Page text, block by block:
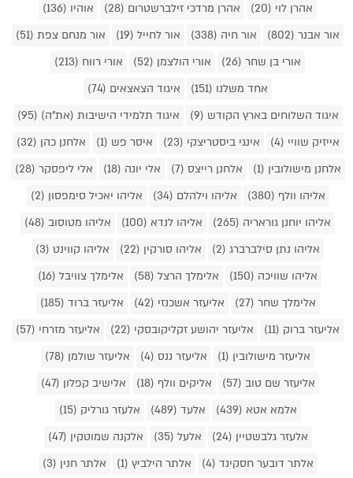
אהרן לוי (20)
אהרן מרדכי זילברשטרום (28)
אוהיו (136)
אור אבנר (802)
אור חיה (338) אור לחייל (19)
אור מנחם צפת (51)
אורי בן שחר (26)
אורי הולצמן (52)
אורי רווח (213)
אחד משלנו (151)
איגוד הצאצאים (74)
איגוד השלוחים בארץ הקודש (9)
איגוד תלמידי הישיבות (את"ה) (95)
אייזיק שוויי (4)
אינגי ביסטריצקי (23) איסר פש (1)
אלחנן כהן (32)
אלחנן מישולובין (1)
אלחנן רייצס (7) אלי יונה (18)
אלי ליפסקר (28)
אליהו וולף (380)
אליהו וילהלם (34)
אליהו יאכיל סימפסון (2)
אליהו יוחנן גוראריה (265)
אליהו לנדא (100)
אליהו מטוסוב (48)
אליהו נתן סילברברג (2)
אליהו סורקין (22)
אליהו קווינט (3)
אליהו שוויכה (150)
אלימלך הרצל (58)
אלימלך צוויבל (16)
אלימלך שחר (27)
אליעזר אשכנזי (42)
אליעזר ברוד (185)
אליעזר ברוק (11)
אליעזר יהושע זקליקובסקי (22)
אליעזר מזרחי (57)
אליעזר מישולובין (1)
אליעזר ננס (4)
אליעזר שולמן (78)
אליעזר שם טוב (57)
אליקים וולף (18)
אלישיב קפלון (47)
אלמא אטא (439)
אלעד (489)
אלעזר גורליק (15)
אלעזר גלבשטיין (24)
אלעל (35)
אלקנה שמוטקין (47)
אלתר דובער חסקינד (4)
אלתר הילביץ (1)
אלתר חנין (3)